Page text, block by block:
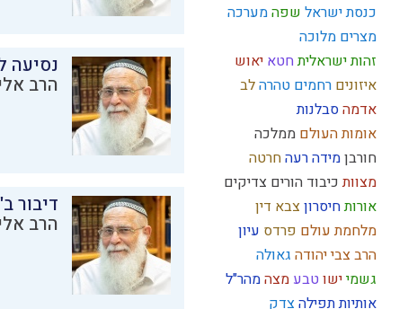
כנסת ישראל שפהמערכה
מצרים מלוכה
זהות ישראליתחטא יאוש
איזונים רחמים טהרהלב
אדמהסבלנות
אומות העולם ממלכה
חורבןמידה רעהחרטה
מצוותכיבוד הורים צדיקים
אורותחיסרוןצבא דין
מלחמת עולם פרדס עיון
הרב צבי יהודה גאולה
גשמיישו טבע מצהמהר"ל
אותיותתפילהצדק
נסיעה
הרב
דיבור
הרב